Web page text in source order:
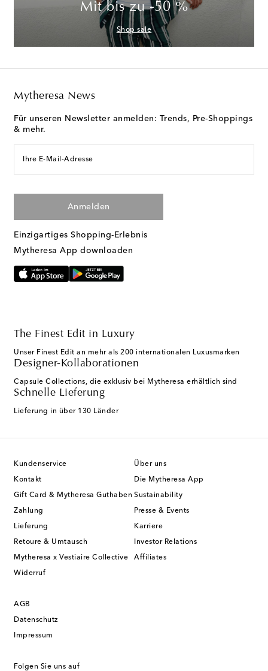
Mit bis zu -50 %
Shop sale
Mytheresa News
Für unseren Newsletter anmelden: Trends, Pre-Shoppings
& mehr.
Ihre E-Mail-Adresse
Anmelden
Einzigartiges Shopping-Erlebnis
Mytheresa App downloaden
The Finest Edit in Luxury
Unser Finest Edit an mehr als 200 internationalen Luxusmarken
Designer-Kollaborationen
Capsule Collections, die exklusiv bei Mytheresa erhältlich sind
Schnelle Lieferung
Lieferung in über 130 Länder
Kundenservice
Kontakt
Gift Card & Mytheresa Guthaben
Zahlung
Lieferung
Retoure & Umtausch
Mytheresa x Vestiaire Collective
Widerruf
Über uns
Die Mytheresa App
Sustainability
Presse & Events
Karriere
Investor Relations
Affiliates
AGB
Datenschutz
Impressum
Folgen Sie uns auf